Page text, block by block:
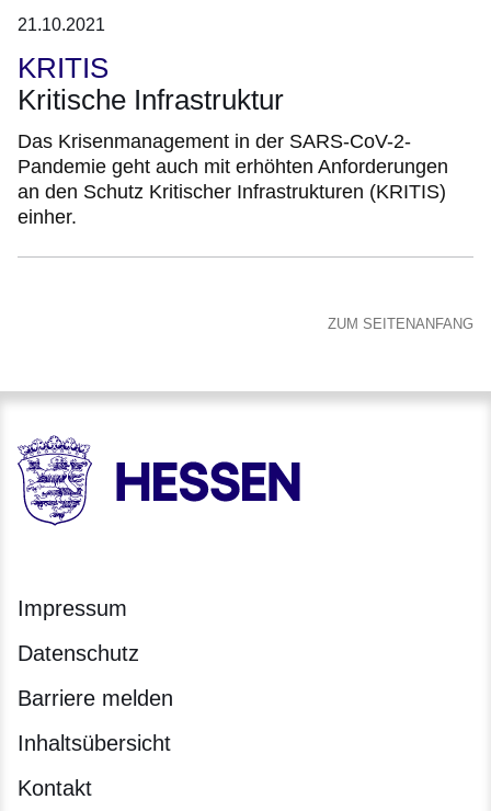
21.10.2021
KRITIS
Kritische Infrastruktur
Das Krisenmanagement in der SARS-CoV-2-
Pandemie geht auch mit erhöhten Anforderungen
an den Schutz Kritischer Infrastrukturen (KRITIS)
einher.
ZUM SEITENANFANG
HESSEN - Hessische Landesregierung
Impressum
Datenschutz
Barriere melden
Inhaltsübersicht
Kontakt